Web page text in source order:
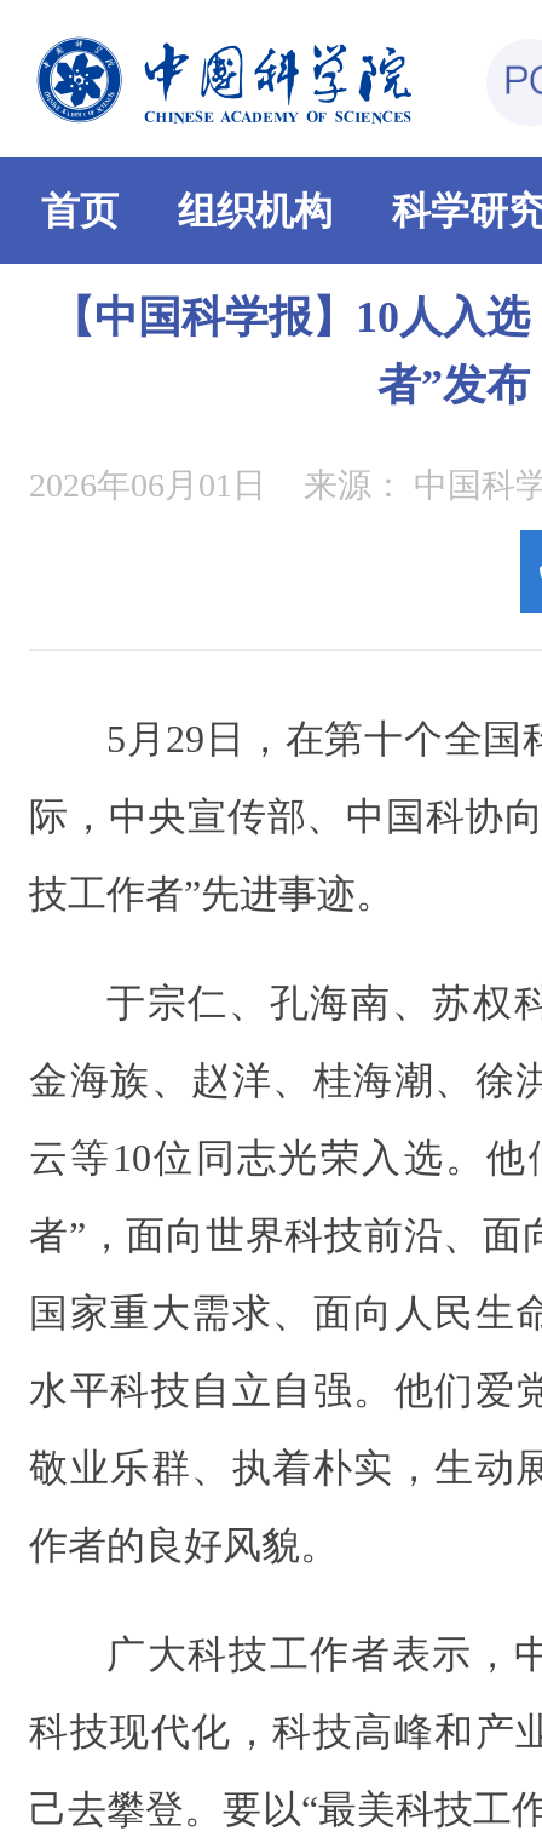
首页 组织机构 科学研
【中国科学报】10人入
者”发布
2026年06月01日 来源： 中国科
5月29日，在第十个全
际，中央宣传部、中国科协
技工作者”先进事迹。
于宗仁、孔海南、苏权
金海族、赵洋、桂海潮、徐
云等10位同志光荣入选。
者”，面向世界科技前沿、面
国家重大需求、面向人民生
水平科技自立自强。他们爱
敬业乐群、执着朴实，生动
作者的良好风貌。
广大科技工作者表示，
科技现代化，科技高峰和产
己去攀登。要以“最美科技工